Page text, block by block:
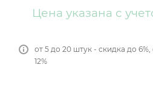
Цена указана с
от 5 до 20 штук - скидка до
12%